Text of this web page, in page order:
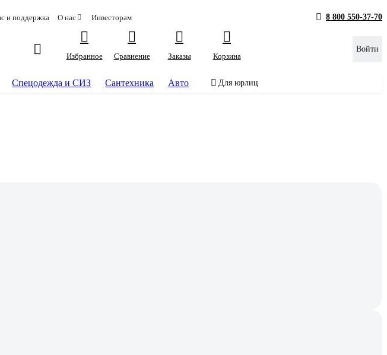
и поддержка О нас Инвесторам 8 800 550-37-70
Избранное
Сравнение Заказы Корзина
Войти
Спецодежда и СИЗ Сантехника Авто Для юрлиц